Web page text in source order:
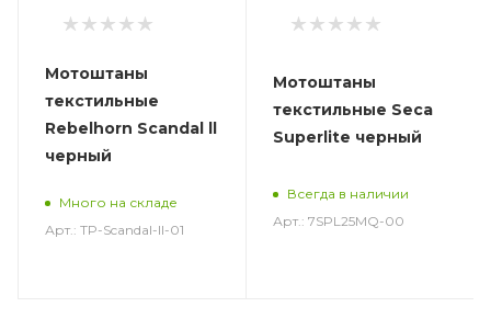
Мотоштаны
текстильные
Rebelhorn Scandal ll
черный
Много на складе
Арт.: TP-Scandal-ll-01
Мотоштаны
текстильные Seca
Superlite черный
Всегда в наличии
Арт.: 7SPL25MQ-00